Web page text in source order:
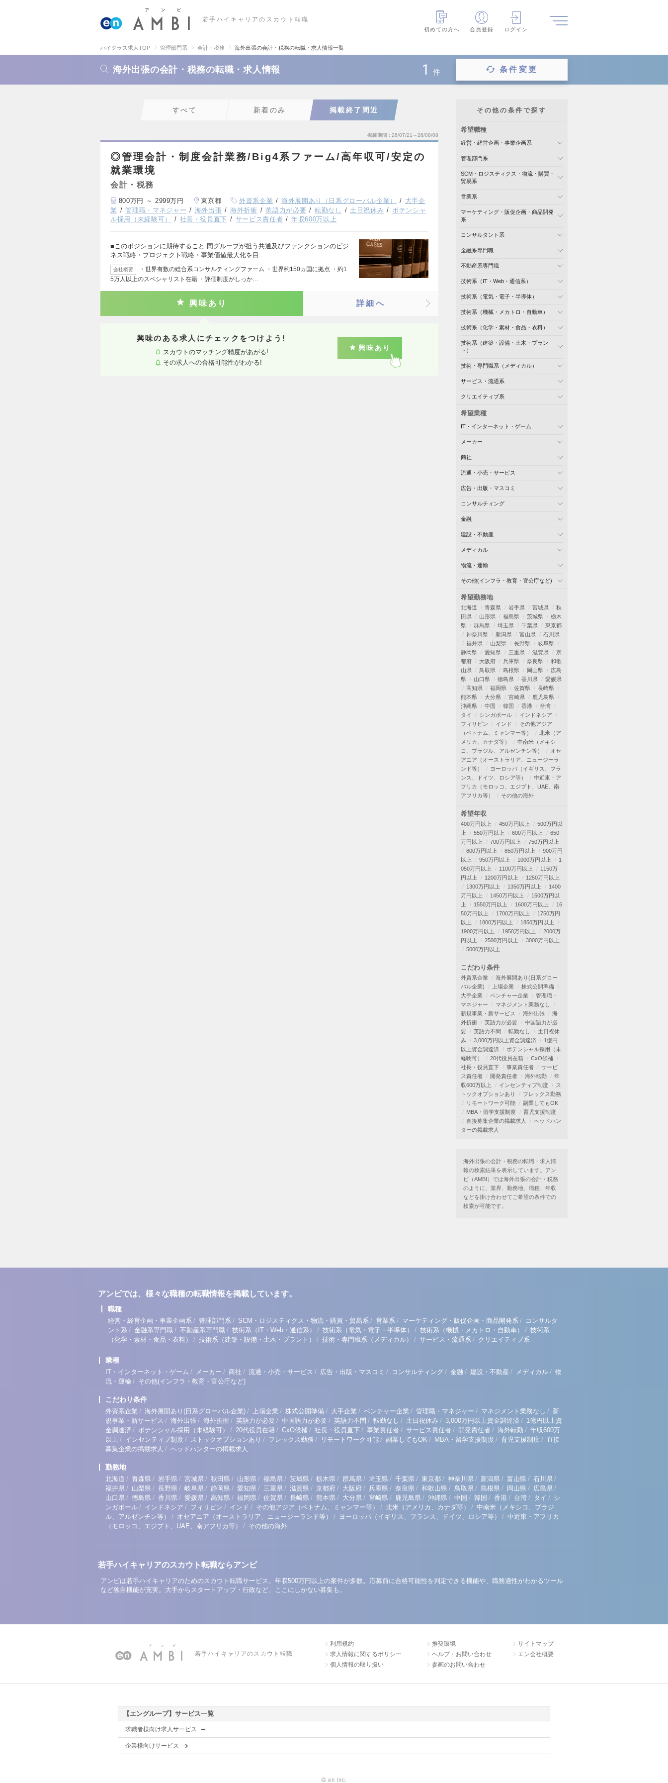
若手ハイキャリアのスカウト転職
初めての方へ
会員登録 ログイン
ハイクラス求人TOP 管理部門系 会計・税務 海外出張の会計・税務の転職・求人情報一覧
海外出張の会計・税務の転職・求人情報 1 件 条件変更
すべて 新着のみ 掲載終了間近
掲載期間 26/07/21～26/08/08
◎管理会計・制度会計業務/Big4系ファーム/高年収可/安定の
就業環境
会計・税務
800万円 ～ 2999万円 東京都 外資系企業 海外展開あり（日系グローバル企業）
大手企
業
管理職・マネジャー 海外出張 海外折衝 英語力が必要 転勤なし 土日祝休み
ポテンシャ
ル採用（未経験可）
社長・役員直下 サービス責任者 年収600万以上
■このポジションに期待すること 同グループが担う共通及びファンクションのビジ
ネス戦略・プロジェクト戦略・事業価値最大化を目…
会社概要
・世界有数の総合系コンサルティングファーム ・世界約150ヵ国に拠点 ・約1
5万人以上のスペシャリスト在籍 ・評価制度がしっか…
興味あり 詳細へ
興味のある求人にチェックをつけよう!
スカウトのマッチング精度があがる!
その求人への合格可能性がわかる!
興味あり
その他の条件で探す
希望職種
経営・経営企画・事業企画系
管理部門系
SCM・ロジスティクス・物流・購買・
貿易系
営業系
マーケティング・販促企画・商品開発
系
コンサルタント系
金融系専門職
不動産系専門職
技術系（IT・Web・通信系）
技術系（電気・電子・半導体）
技術系（機械・メカトロ・自動車）
技術系（化学・素材・食品・衣料）
技術系（建築・設備・土木・プラン
ト）
技術・専門職系（メディカル）
サービス・流通系
クリエイティブ系
希望業種
IT・インターネット・ゲーム
メーカー
商社
流通・小売・サービス
広告・出版・マスコミ
コンサルティング
金融
建設・不動産
メディカル
物流・運輸
その他(インフラ・教育・官公庁など)
希望勤務地
北海道 青森県 岩手県 宮城県
秋
田県
山形県 福島県 茨城県
栃木
県
群馬県 埼玉県 千葉県
東京都
神奈川県
新潟県 富山県
石川県
福井県
山梨県 長野県
岐阜県
静岡県
愛知県 三重県 滋賀県
京
都府
大阪府 兵庫県 奈良県
和歌
山県
鳥取県 島根県 岡山県
広島
県
山口県 徳島県 香川県
愛媛県
高知県
福岡県 佐賀県
長崎県
熊本県
大分県 宮崎県
鹿児島県
沖縄県
中国 韓国 香港
台湾
タイ
シンガポール
インドネシア
フィリピン
インド
その他アジア
（ベトナム、ミャンマー等）
北米（ア
メリカ、カナダ等）
中南米（メキシ
コ、ブラジル、アルゼンチン等）
オセ
アニア（オーストラリア、ニュージーラ
ンド等）
ヨーロッパ（イギリス、フラ
ンス、ドイツ、ロシア等）
中近東・ア
フリカ（モロッコ、エジプト、UAE、南
アフリカ等）
その他の海外
希望年収
400万円以上 450万円以上
500万円以
上
550万円以上 600万円以上
650
万円以上
700万円以上
750万円以上
800万円以上
850万円以上
900万円
以上
950万円以上 1000万円以上
1
050万円以上
1100万円以上
1150万
円以上
1200万円以上
1250万円以上
1300万円以上
1350万円以上
1400
万円以上
1450万円以上
1500万円以
上
1550万円以上 1600万円以上
16
50万円以上
1700万円以上
1750万円
以上
1800万円以上
1850万円以上
1900万円以上
1950万円以上
2000万
円以上
2500万円以上
3000万円以上
5000万円以上
こだわり条件
外資系企業
海外展開あり(日系グロー
バル企業)
上場企業
株式公開準備
大手企業
ベンチャー企業
管理職・
マネジャー
マネジメント業務なし
新規事業・新サービス
海外出張
海
外折衝
英語力が必要
中国語力が必
要
英語力不問 転勤なし
土日祝休
み
3,000万円以上資金調達済
1億円
以上資金調達済
ポテンシャル採用（未
経験可）
20代役員在籍
CxO候補
社長・役員直下
事業責任者
サービ
ス責任者
開発責任者 海外転勤
年
収600万以上
インセンティブ制度
ス
トックオプションあり
フレックス勤務
リモートワーク可能
副業してもOK
MBA・留学支援制度
育児支援制度
直接募集企業の掲載求人
ヘッドハン
ターの掲載求人
海外出張の会計・税務の転職・求人情
報の検索結果を表示しています。アン
ビ（AMBI）では海外出張の会計・税務
のように、業界、勤務地、職種、年収
などを掛け合わせてご希望の条件での
検索が可能です。
アンビでは、様々な職種の転職情報を掲載しています。
職種
経営・経営企画・事業企画系 / 管理部門系 / SCM・ロジスティクス・物流・購買・貿易系 / 営業系 / マーケティング・販促企画・商品開発系 / コンサルタ
ント系 / 金融系専門職 / 不動産系専門職 / 技術系（IT・Web・通信系） / 技術系（電気・電子・半導体） / 技術系（機械・メカトロ・自動車） / 技術系
（化学・素材・食品・衣料）
/ 技術系（建築・設備・土木・プラント） / 技術・専門職系（メディカル） / サービス・流通系 / クリエイティブ系
業種
IT・インターネット・ゲーム / メーカー / 商社 / 流通・小売・サービス / 広告・出版・マスコミ / コンサルティング / 金融 / 建設・不動産 / メディカル / 物
流・運輸 / その他(インフラ・教育・官公庁など)
こだわり条件
外資系企業 / 海外展開あり(日系グローバル企業) / 上場企業 / 株式公開準備 / 大手企業 / ベンチャー企業 / 管理職・マネジャー / マネジメント業務なし / 新
規事業・新サービス / 海外出張 / 海外折衝 / 英語力が必要 / 中国語力が必要 / 英語力不問 / 転勤なし / 土日祝休み / 3,000万円以上資金調達済 / 1億円以上資
金調達済 / ポテンシャル採用（未経験可） / 20代役員在籍 / CxO候補 / 社長・役員直下 / 事業責任者 / サービス責任者 / 開発責任者 / 海外転勤 / 年収600万
以上 / インセンティブ制度 / ストックオプションあり / フレックス勤務 / リモートワーク可能 / 副業してもOK / MBA・留学支援制度 / 育児支援制度 / 直接
募集企業の掲載求人 / ヘッドハンターの掲載求人
勤務地
北海道 / 青森県 / 岩手県 / 宮城県 / 秋田県 / 山形県 / 福島県 / 茨城県 / 栃木県 / 群馬県 / 埼玉県 / 千葉県 / 東京都 / 神奈川県 / 新潟県 / 富山県 / 石川県 /
福井県 / 山梨県 / 長野県 / 岐阜県 / 静岡県 / 愛知県 / 三重県 / 滋賀県 / 京都府 / 大阪府 / 兵庫県 / 奈良県 / 和歌山県 / 鳥取県 / 島根県 / 岡山県 / 広島県 /
山口県 / 徳島県 / 香川県 / 愛媛県 / 高知県 / 福岡県 / 佐賀県 / 長崎県 / 熊本県 / 大分県 / 宮崎県 / 鹿児島県 / 沖縄県 / 中国 / 韓国 / 香港 / 台湾 / タイ / シ
ンガポール / インドネシア / フィリピン / インド / その他アジア（ベトナム、ミャンマー等） / 北米（アメリカ、カナダ等） / 中南米（メキシコ、ブラジ
ル、アルゼンチン等）
/ オセアニア（オーストラリア、ニュージーランド等） / ヨーロッパ（イギリス、フランス、ドイツ、ロシア等） / 中近東・アフリカ
（モロッコ、エジプト、UAE、南アフリカ等）
/ その他の海外
若手ハイキャリアのスカウト転職ならアンビ
アンビは若手ハイキャリアのためのスカウト転職サービス。年収500万円以上の案件が多数。応募前に合格可能性を判定できる機能や、職務適性がわかるツール
など独自機能が充実。大手からスタートアップ・行政など、ここにしかない募集も。
若手ハイキャリアのスカウト転職
利用規約
求人情報に関するポリシー
個人情報の取り扱い
推奨環境
ヘルプ・お問い合わせ
参画のお問い合わせ
サイトマップ
エン会社概要
【エングループ】サービス一覧
求職者様向け求人サービス
企業様向けサービス
© en Inc.